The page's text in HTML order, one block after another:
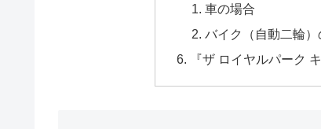
車の場合
バイク（自動二輪）
『ザ ロイヤルパーク